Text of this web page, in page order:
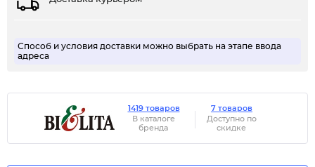
Способ и условия доставки можно выбрать на этапе ввода
адреса
1419 товаров
В каталоге
бренда
7 товаров
Доступно по
скидке